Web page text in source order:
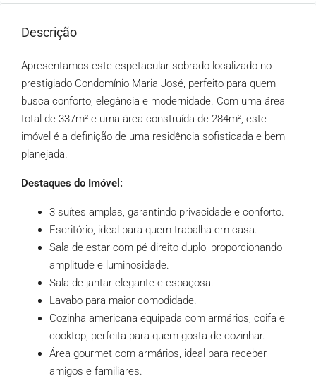
Descrição
Apresentamos este espetacular sobrado localizado no
prestigiado Condomínio Maria José, perfeito para quem
busca conforto, elegância e modernidade. Com uma área
total de 337m² e uma área construída de 284m², este
imóvel é a definição de uma residência sofisticada e bem
planejada.
Destaques do Imóvel:
3 suítes amplas, garantindo privacidade e conforto.
Escritório, ideal para quem trabalha em casa.
Sala de estar com pé direito duplo, proporcionando
amplitude e luminosidade.
Sala de jantar elegante e espaçosa.
Lavabo para maior comodidade.
Cozinha americana equipada com armários, coifa e
cooktop, perfeita para quem gosta de cozinhar.
Área gourmet com armários, ideal para receber
amigos e familiares.